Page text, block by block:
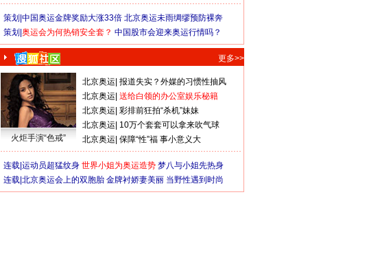
策划| 中国奥运金牌奖励大涨33倍 北京奥运未雨绸缪预防裸奔
策划| 奥运会为何热销安全套？ 中国股市会迎来奥运行情吗？
更多>>
火炬手演“色戒”
北京奥运 报道失实？外媒的习惯性抽风
北京奥运 送给白领的办公室娱乐秘籍
北京奥运 彩排前狂拍“杀机”妹妹
北京奥运 10万个套套可以拿来吹气球
北京奥运 保障“性”福 事小意义大
连载| 运动员超猛纹身 世界小姐为奥运造势 梦八与小姐先热身
连载| 北京奥运会上的双胞胎 金牌衬娇妻美丽 当野性遇到时尚